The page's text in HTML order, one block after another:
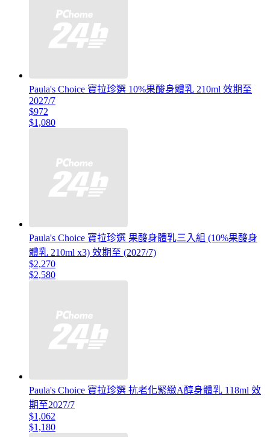
Paula's Choice 寶拉珍選 10%果酸身體乳 210ml 效期至
2027/7
$972
$1,080
Paula's Choice 寶拉珍選 果酸身體乳三入組 (10%果酸身
體乳 210ml x3) 效期至 (2027/7)
$2,270
$2,580
Paula's Choice 寶拉珍選 抗老化緊緻A醇身體乳 118ml 效
期至2027/7
$1,062
$1,180